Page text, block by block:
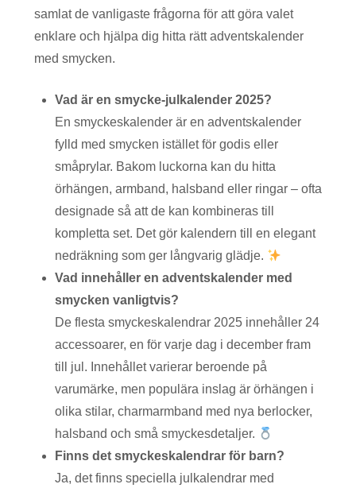
samlat de vanligaste frågorna för att göra valet
enklare och hjälpa dig hitta rätt adventskalender
med smycken.
Vad är en smycke-julkalender 2025?
En smyckeskalender är en adventskalender
fylld med smycken istället för godis eller
småprylar. Bakom luckorna kan du hitta
örhängen, armband, halsband eller ringar – ofta
designade så att de kan kombineras till
kompletta set. Det gör kalendern till en elegant
nedräkning som ger långvarig glädje.
Vad innehåller en adventskalender med
smycken vanligtvis?
De flesta smyckeskalendrar 2025 innehåller 24
accessoarer, en för varje dag i december fram
till jul. Innehållet varierar beroende på
varumärke, men populära inslag är örhängen i
olika stilar, charmarmband med nya berlocker,
halsband och små smyckesdetaljer.
Finns det smyckeskalendrar för barn?
Ja, det finns speciella julkalendrar med